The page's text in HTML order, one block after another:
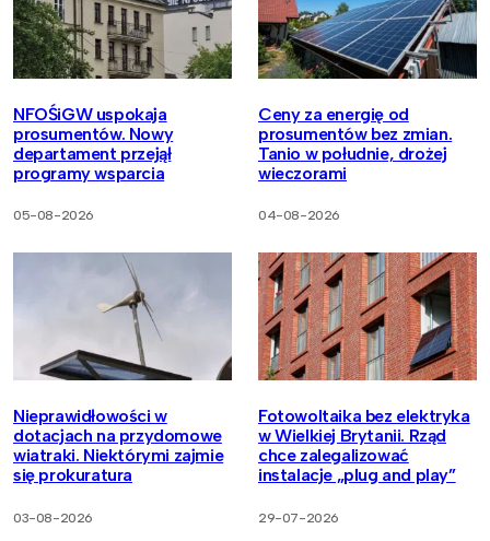
NFOŚiGW uspokaja
prosumentów. Nowy
departament przejął
programy wsparcia
05-08-2026
Ceny za energię od
prosumentów bez zmian.
Tanio w południe, drożej
wieczorami
04-08-2026
Nieprawidłowości w
dotacjach na przydomowe
wiatraki. Niektórymi zajmie
się prokuratura
03-08-2026
Fotowoltaika bez elektryka
w Wielkiej Brytanii. Rząd
chce zalegalizować
instalacje „plug and play”
29-07-2026